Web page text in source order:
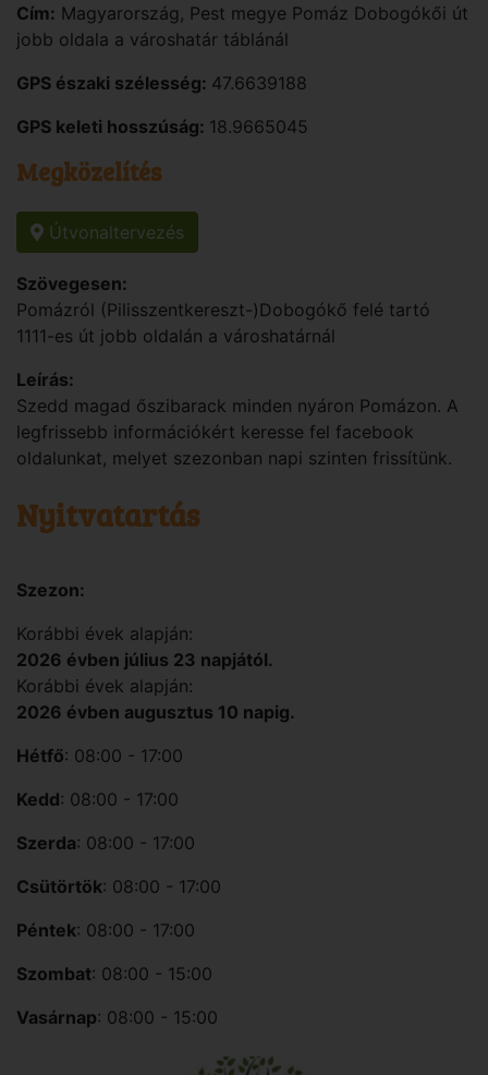
Cím: Magyarország , Pest megye Pomáz Dobogókői út
jobb oldala a városhatár táblánál
GPS északi szélesség: 47.6639188
GPS keleti hosszúság: 18.9665045
Megközelítés
Útvonaltervezés
Szövegesen:
Pomázról (Pilisszentkereszt-)Dobogókő felé tartó
1111-es út jobb oldalán a városhatárnál
Leírás:
Szedd magad őszibarack minden nyáron Pomázon. A
legfrissebb információkért keresse fel facebook
oldalunkat, melyet szezonban napi szinten frissítünk.
Nyitvatartás
Szezon:
Korábbi évek alapján:
2026 évben július 23 napjától.
Korábbi évek alapján:
2026 évben augusztus 10 napig.
Hétfő: 08:00 - 17:00
Kedd: 08:00 - 17:00
Szerda: 08:00 - 17:00
Csütörtök: 08:00 - 17:00
Péntek: 08:00 - 17:00
Szombat: 08:00 - 15:00
Vasárnap: 08:00 - 15:00